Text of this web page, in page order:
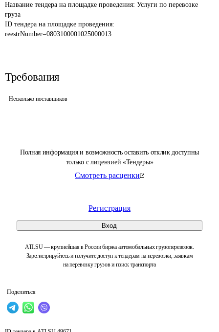
Полная информация и возможность оставить отклик доступны
только с лицензией «Тендеры»
Смотреть расценки
Регистрация
Вход
ATI.SU — крупнейшая в России биржа автомобильных грузоперевозок.
Зарегистрируйтесь и получите доступ к тендерам на перевозки, заявкам
на перевозку грузов и поиск транспорта
Поделиться
Название тендера на площадке проведения: Услуги по перевозке
груза
ID тендера на площадке проведения:
reestrNumber=0803100001025000013
Требования
Несколько поставщиков